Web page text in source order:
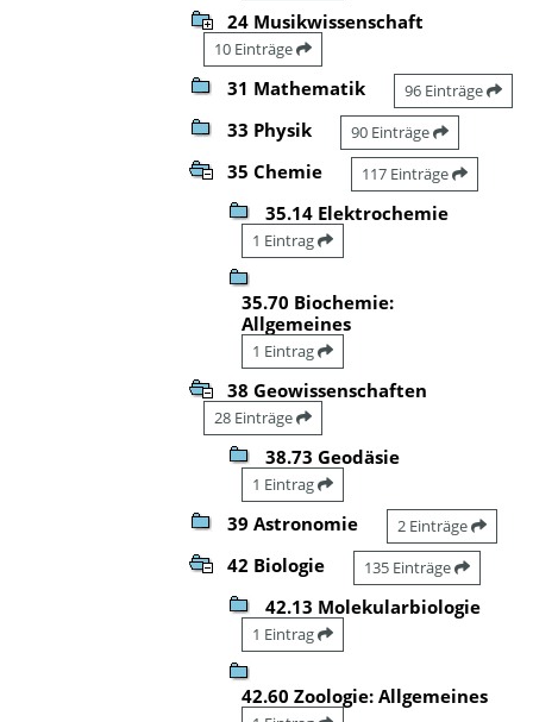
24 Musikwissenschaft
10 Einträge
31 Mathematik 96 Einträge
33 Physik 90 Einträge
35 Chemie 117 Einträge
35.14 Elektrochemie
1 Eintrag
35.70 Biochemie:
Allgemeines
1 Eintrag
38 Geowissenschaften
28 Einträge
38.73 Geodäsie
1 Eintrag
39 Astronomie 2 Einträge
42 Biologie 135 Einträge
42.13 Molekularbiologie
1 Eintrag
42.60 Zoologie: Allgemeines